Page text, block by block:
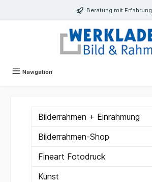
Beratung mit Erfahrung
Navigation
Bilderrahmen + Einrahmung
Bilderrahmen-Shop
Fineart Fotodruck
Kunst